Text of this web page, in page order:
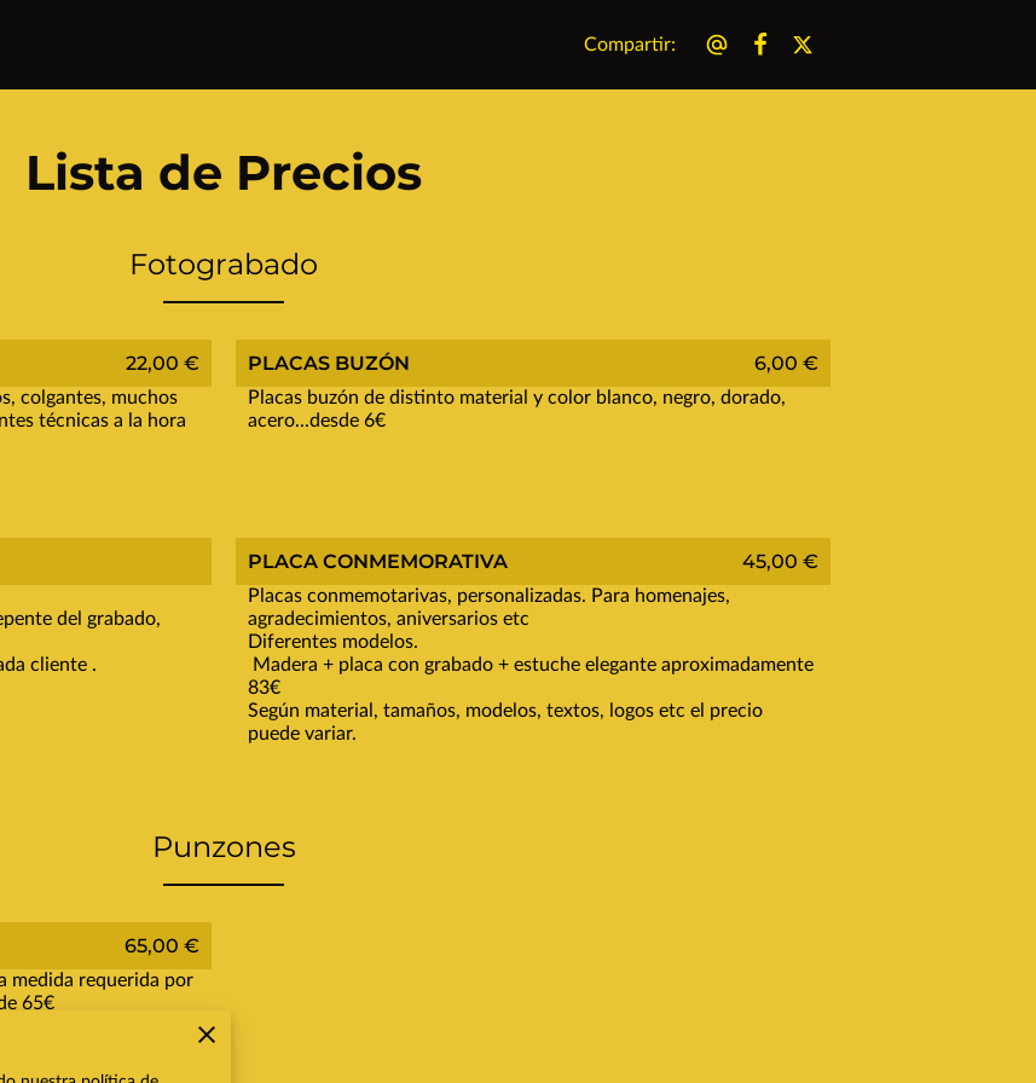
Compartir:
Lista de Precios
Fotograbado
22,00 €
colgantes, muchos
técnicas a la hora
PLACAS BUZÓN 6,00 €
Placas buzón de distinto material y color blanco, negro, dorado,
acero...desde 6€
del grabado,
cliente .
PLACA CONMEMORATIVA 45,00 €
Placas conmemotarivas, personalizadas. Para homenajes,
agradecimientos, aniversarios etc
Diferentes modelos.
Madera + placa con grabado + estuche elegante aproximadamente
83€
Según material, tamaños, modelos, textos, logos etc el precio
puede variar.
Punzones
65,00 €
medida requerida por
65€